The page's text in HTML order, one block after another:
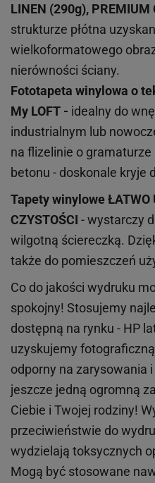
LINEN (290g), PREMIUM
strukturze płótna
wielkoformatowego
nierówności ściany.
Fototapeta winylowa o
My LOFT - idealny do
industrialnym lub
na flizelinie o
betonu - doskonale kryje
Tapety winyloweŁATWO
CZYSTOŚCI - wystarczy
wilgotną ściereczką.
także do pomieszczeń
Co do jakości wydruku
spokojny! Stosujemy
dostępną na rynku - HP
uzyskujemy
odporny na zarysowania
jeszcze jedną ogromną
Ciebie i Twojej rodziny!
przeciwieństwie do
wydzielają toksycznych
Mogą być stosowane